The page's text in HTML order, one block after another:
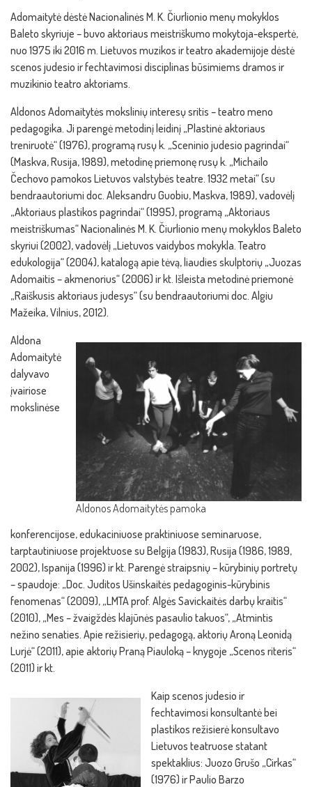
Adomaitytė dėstė Nacionalinės M. K. Čiurlionio menų mokyklos
Baleto skyriuje – buvo aktoriaus meistriškumo mokytoja-ekspertė,
nuo 1975 iki 2016 m. Lietuvos muzikos ir teatro akademijoje dėstė
scenos judesio ir fechtavimosi disciplinas būsimiems dramos ir
muzikinio teatro aktoriams.
Aldonos Adomaitytės mokslinių interesų sritis – teatro meno
pedagogika. Ji parengė metodinį leidinį „Plastinė aktoriaus
treniruotė“ (1976), programą rusų k. „Sceninio judesio pagrindai“
(Maskva, Rusija, 1989), metodinę priemonę rusų k. „Michailo
Čechovo pamokos Lietuvos valstybės teatre. 1932 metai“ (su
bendraautoriumi doc. Aleksandru Guobiu, Maskva, 1989), vadovėlį
„Aktoriaus plastikos pagrindai“ (1995), programą „Aktoriaus
meistriškumas“ Nacionalinės M. K. Čiurlionio menų mokyklos Baleto
skyriui (2002), vadovėlį „Lietuvos vaidybos mokykla. Teatro
edukologija“ (2004), katalogą apie tėvą, liaudies skulptorių „Juozas
Adomaitis – akmenorius“ (2006) ir kt. Išleista metodinė priemonė
„Raiškusis aktoriaus judesys“ (su bendraautoriumi doc. Algiu
Mažeika, Vilnius, 2012).
Aldonos Adomaitytės pamoka
Aldona
Adomaitytė
dalyvavo
įvairiose
mokslinėse
konferencijose, edukaciniuose praktiniuose seminaruose,
tarptautiniuose projektuose su Belgija (1983), Rusija (1986, 1989,
2002), Ispanija (1996) ir kt. Parengė straipsnių – kūrybinių portretų
– spaudoje: „Doc. Juditos Ušinskaitės pedagoginis-kūrybinis
fenomenas“ (2009), „LMTA prof. Algės Savickaitės darbų kraitis“
(2010), „Mes – žvaigždės klajūnės pasaulio takuos“, „Atmintis
nežino senaties. Apie režisierių, pedagogą, aktorių Aroną Leonidą
Lurjė“ (2011), apie aktorių Praną Piauloką – knygoje „Scenos riteris“
(2011) ir kt.
Kaip scenos judesio ir
fechtavimosi konsultantė bei
plastikos režisierė konsultavo
Lietuvos teatruose statant
spektaklius: Juozo Grušo „Cirkas“
(1976) ir Paulio Barzo